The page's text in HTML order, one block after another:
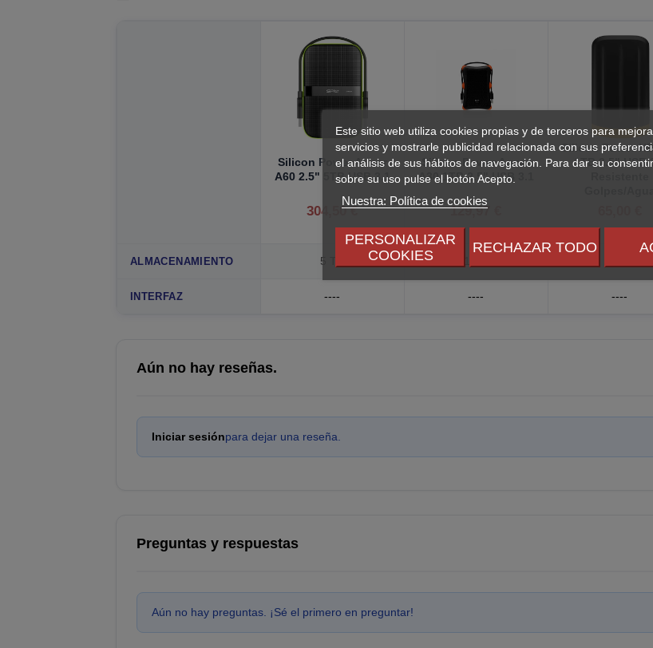
Este sitio web utiliza cookies propias y de terceros para
servicios y mostrarle publicidad relacionada con sus
el análisis de sus hábitos de navegación. Para dar su
sobre su uso pulse el botón Acepto.
Nuestra: Política de cookies
PERSONALIZAR
COOKIES
RECHAZAR TODO
Silicon Power Armor
A60 2.5" 5TB USB 3.1
304,50 €
Silicon Power Armor
A30 1TB 2.5" USB 3.1
129,97 €
Silicon Power
1TB 2.5" USB
ALMACENAMIENTO 5 TB
INTERFAZ ---- ---- ----
Aún no hay reseñas.
Iniciar sesiónpara dejar una reseña.
Preguntas y respuestas
Aún no hay preguntas. ¡Sé el primero en preguntar!